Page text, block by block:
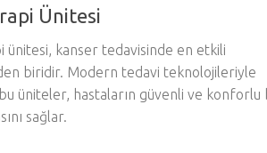
Ünitesi
ünitesi, kanser tedavisinde en etkili
biridir. Modern tedavi teknolojileriyle
bu üniteler, hastaların güvenli ve konforlu
sağlar.